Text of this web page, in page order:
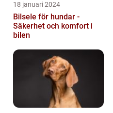
18 januari 2024
Bilsele för hundar -
Säkerhet och komfort i
bilen